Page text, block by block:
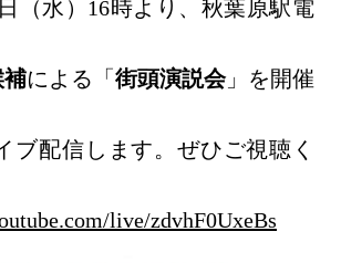
ー
（水）16時より、秋葉原駅電
補による「 街頭演説会」を開催
ブ配信します。ぜひご視聴く
live/zdvhF0UxeBs